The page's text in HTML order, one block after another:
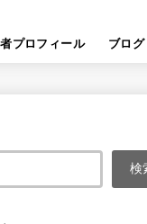
プロフィール ブログ
検